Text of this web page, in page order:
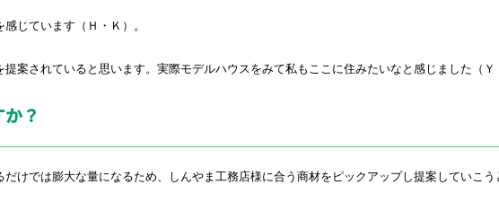
じています（Ｈ・Ｋ）。
案されていると思います。実際モデルハウスをみて私もここに住みたいなと感じました（Ｙ
？
けでは膨大な量になるため、しんやま工務店様に合う商材をピックアップし提案していこう